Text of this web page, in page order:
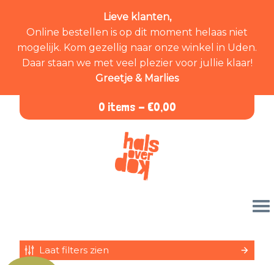
Lieve klanten,
Online bestellen is op dit moment helaas niet
mogelijk. Kom gezellig naar onze winkel in Uden.
Daar staan we met veel plezier voor jullie klaar!
Greetje & Marlies
0 items - €0,00
Laat filters zien